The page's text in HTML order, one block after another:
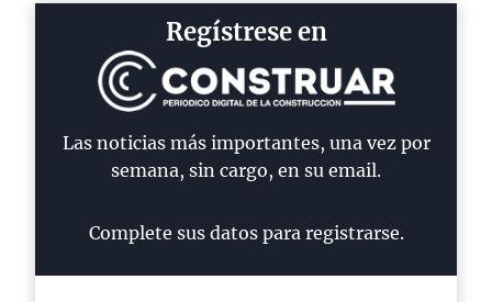
Regístrese en
Las noticias más importantes, una vez por
semana, sin cargo, en su email.
Complete sus datos para registrarse.